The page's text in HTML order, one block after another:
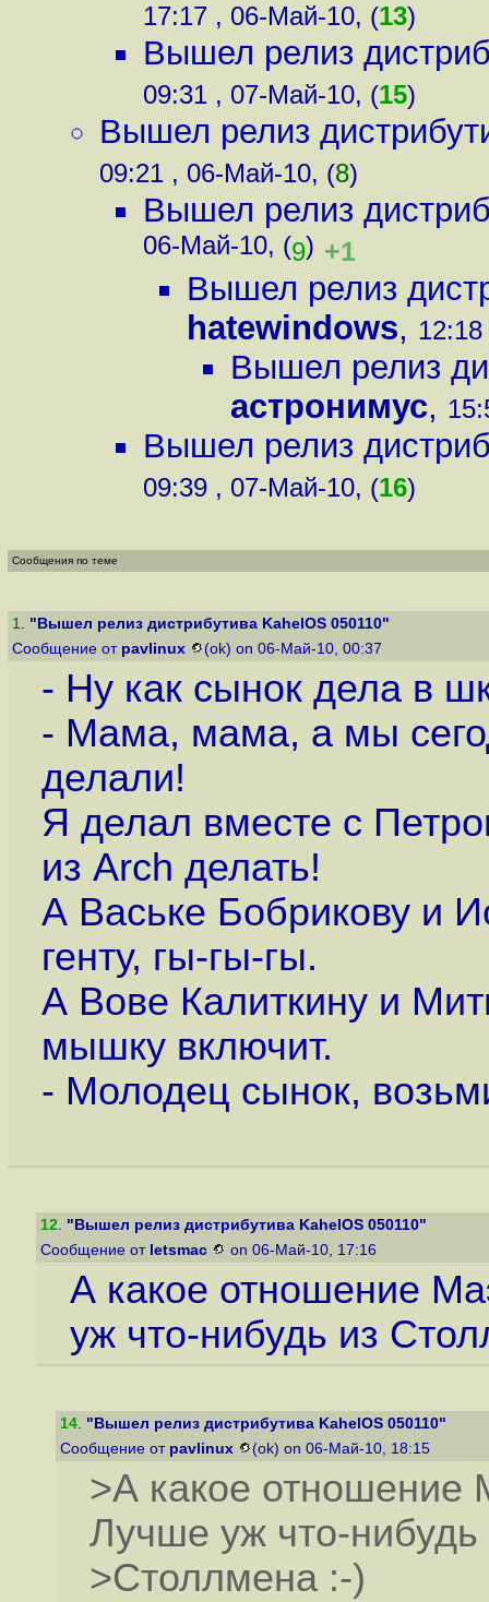
17:17 , 06-Май-10, (13)
Вышел релиз
09:31 , 07-Май-10, (15)
Вышел релиз
09:21 , 06-Май-10, (8)
Вышел релиз
06-Май-10, (9) +1
Вышел релиз
hatewindows,
Вышел релиз
астронимус,
Вышел релиз
09:39 , 07-Май-10, (16)
Сообщения по теме
1. "Вышел релиз дистрибутива KahelOS 050110"
Сообщение от pavlinux (ok) on 06-Май-10, 00:37
- Ну как сынок дела в
- Мама, мама, а мы
делали!
Я делал вместе с
из Arch делать!
А Ваське Бобрикову и
генту, гы-гы-гы.
А Вове Калиткину и
мышку включит.
- Молодец сынок,
12. "Вышел релиз дистрибутива KahelOS 050110"
Сообщение от letsmac on 06-Май-10, 17:16
А какое отношение
уж что-нибудь из
14. "Вышел релиз дистрибутива KahelOS 050110"
Сообщение от pavlinux (ok) on 06-Май-10, 18:15
>А какое отношение
Лучше уж что-нибудь
>Столлмена :-)